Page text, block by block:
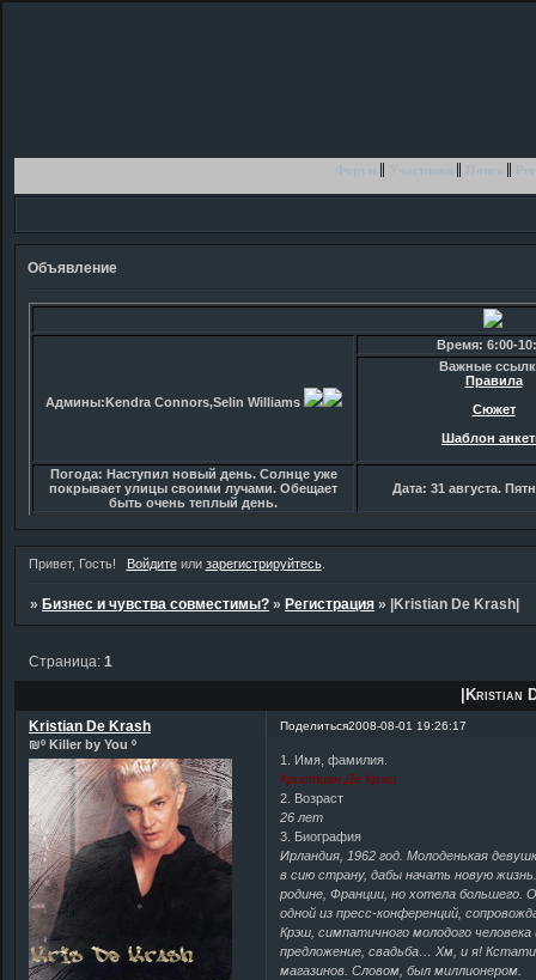
Объявление
Админы:Kendra Connors,Selin Williams
Время: 6:00-
Важные
Правила
Сюжет
Шаблон
Погода: Наступил новый день. Солнце уже
покрывает улицы своими лучами. Обещает
быть очень теплый день.
Дата: 31 августа.
Привет, Гость! Войдитеили зарегистрируйтесь.
» Бизнес и чувства совместимы? » Регистрация » |Kristian De Krash|
|Kristian
Страница:1
Поделиться2008-08-01 19:26:17
Kristian De Krash
₪º Killer by You º
1. Имя, фамилия.
Кристиан Де Крэш
2. Возраст
26 лет
3. Биография
Ирландия, 1962 год. Молоденькая
в сию страну, дабы начать новую
родине, Франции, но хотела большего.
одной из пресс-конференций,
Крэш, симпатичного молодого
предложение, свадьба… Хм, и я!
магазинов. Словом, был миллионером.